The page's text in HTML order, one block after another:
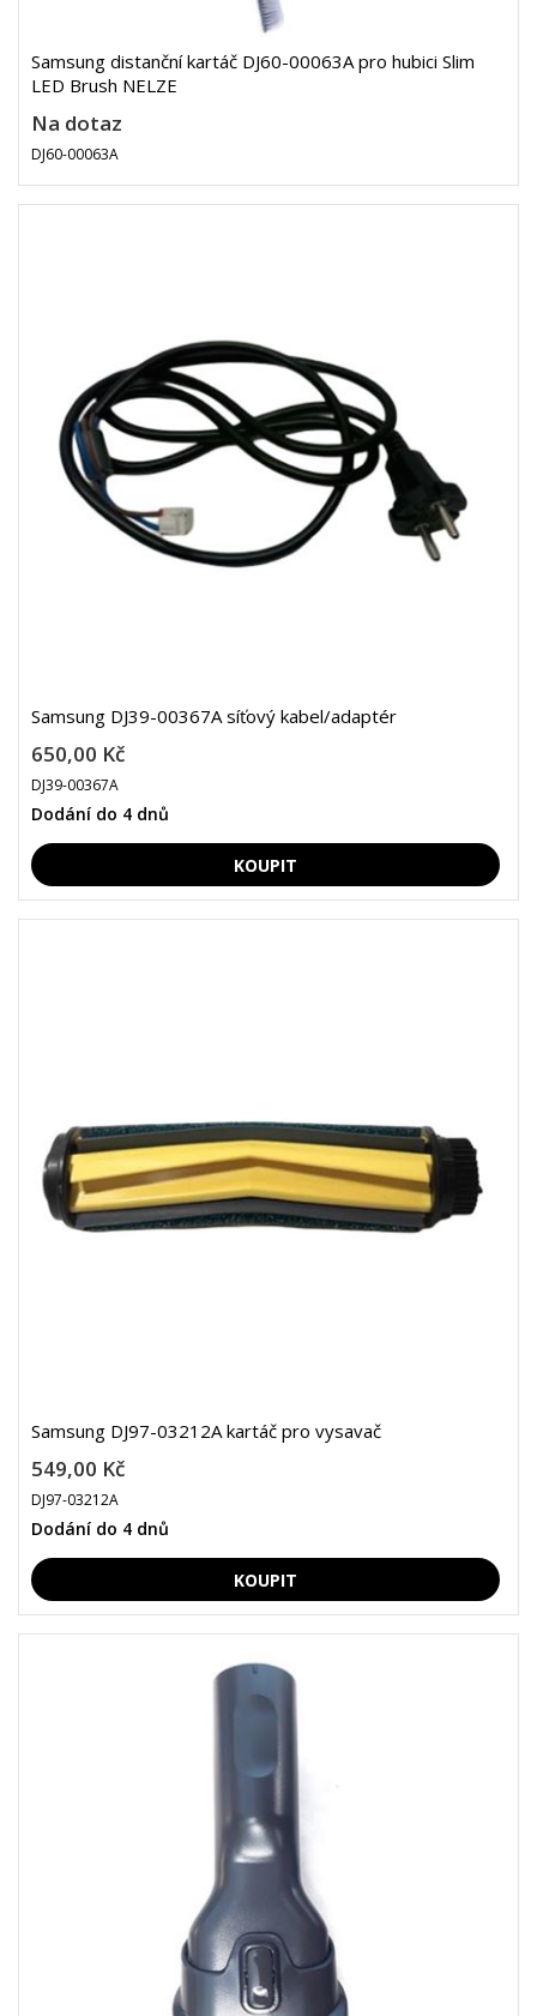
Samsung distanční kartáč DJ60-00063A pro hubici Slim
LED Brush NELZE
Na dotaz
DJ60-00063A
Samsung DJ39-00367A síťový kabel/adaptér
650,00 Kč
DJ39-00367A
Dodání do 4 dnů
Samsung DJ97-03212A kartáč pro vysavač
549,00 Kč
DJ97-03212A
Dodání do 4 dnů